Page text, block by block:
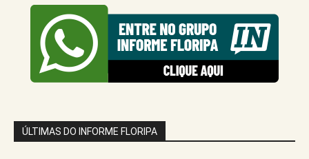
ÚLTIMAS DO INFORME FLORIPA